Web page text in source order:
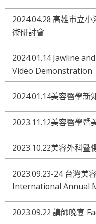
2024.04.28 高雄市立
術研討會
2024.01.14 Jawline
Video Demonstration
2024.01.14美容醫學新
2023.11.12美容醫學暨
2023.10.22美容外科暨
2023.09.23-24 台灣美
International Annual
2023.09.22 講師晚宴